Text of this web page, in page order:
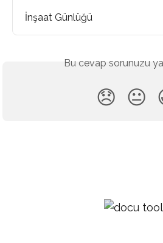
İnşaat Günlüğü
Bu cevap sorunuzu
😞 😐